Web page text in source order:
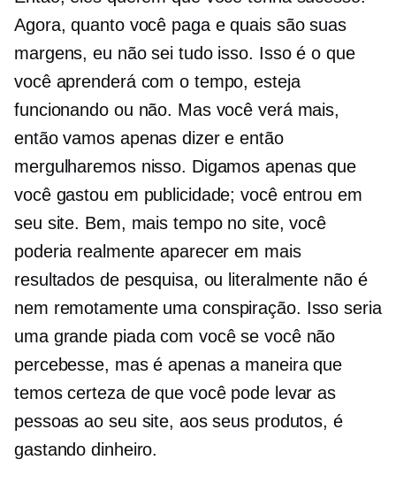
Agora, quanto você paga e quais são suas
margens, eu não sei tudo isso. Isso é o que
você aprenderá com o tempo, esteja
funcionando ou não. Mas você verá mais,
então vamos apenas dizer e então
mergulharemos nisso. Digamos apenas que
você gastou em publicidade; você entrou em
seu site. Bem, mais tempo no site, você
poderia realmente aparecer em mais
resultados de pesquisa, ou literalmente não é
nem remotamente uma conspiração. Isso seria
uma grande piada com você se você não
percebesse, mas é apenas a maneira que
temos certeza de que você pode levar as
pessoas ao seu site, aos seus produtos, é
gastando dinheiro.